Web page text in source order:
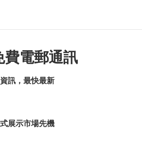
健 愉富農科
費電郵通訊
訊，最快最新
展示市場先機